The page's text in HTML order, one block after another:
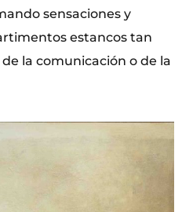
sensaciones y
estancos tan
la comunicación o de la